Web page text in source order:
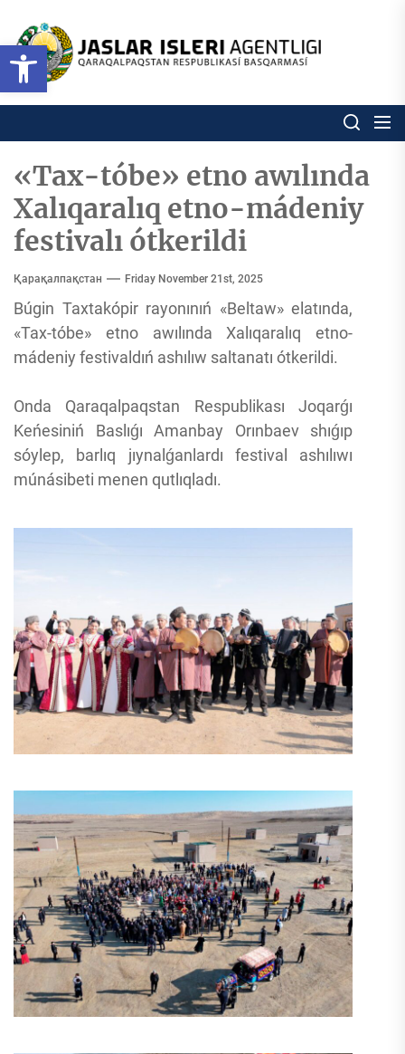
Open toolbar
content
Respublikası
basqarması
Ózbekstan jaslar isleri
«Tax-tóbe» etno awılında
Xalıqaralıq etno-mádeniy
festivalı ótkerildi
Қарақалпақстан Friday November 21st, 2025
Búgin Taxtakópir rayonınıń «Beltaw» elatında,
«Tax-tóbe» etno awılında Xalıqaralıq etno-
mádeniy festivaldıń ashılıw saltanatı ótkerildi.
Onda Qaraqalpaqstan Respublikası Joqarǵı
Keńesiniń Baslıǵı Amanbay Orınbaev shıǵıp
sóylep, barlıq jıynalǵanlardı festival ashılıwı
múnásibeti menen qutlıqladı.